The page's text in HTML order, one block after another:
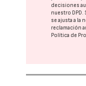
decisiones
nuestro DPD.
se ajusta a la
reclamación
Política de